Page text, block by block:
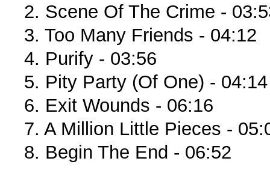
2. Scene Of The Crime -
3. Too Many Friends - 04:12
4. Purify - 03:56
5. Pity Party (Of One) - 04:14
6. Exit Wounds - 06:16
7. A Million Little Pieces -
8. Begin The End - 06:52